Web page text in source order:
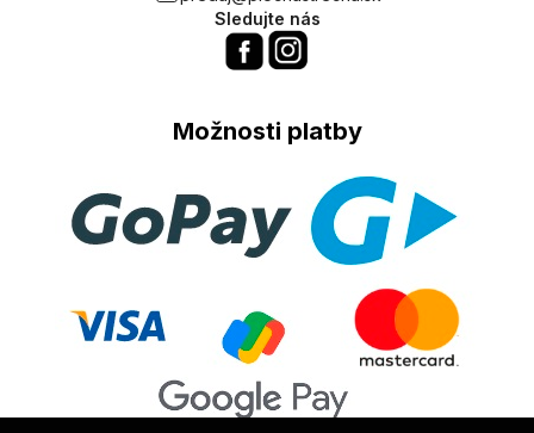
Sledujte nás
Možnosti platby